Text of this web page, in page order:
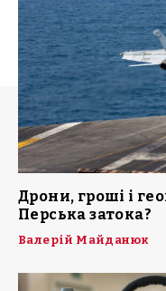
Дрони, гроші і
Перська затока?
Валерій Майданюк